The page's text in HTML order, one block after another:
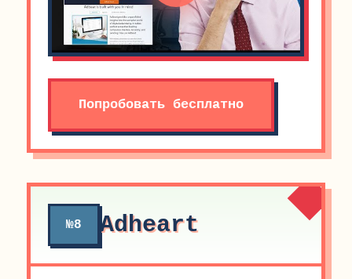
Попробовать бесплатно
№8 Adheart